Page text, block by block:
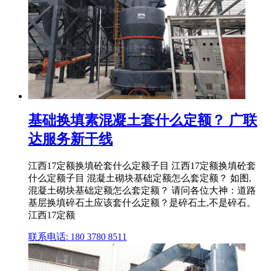
基础换填素混凝土套什么定额？ 广联
达服务新干线
江西17定额换填砼套什么定额子目 江西17定额换填砼套
什么定额子目 混凝土砌块基础定额怎么套定额？ 如图,
混凝土砌块基础定额怎么套定额？ 请问各位大神：道路
基层换填碎石土应该套什么定额？是碎石土,不是碎石。
江西17定额
联系电话: 180 3780 8511